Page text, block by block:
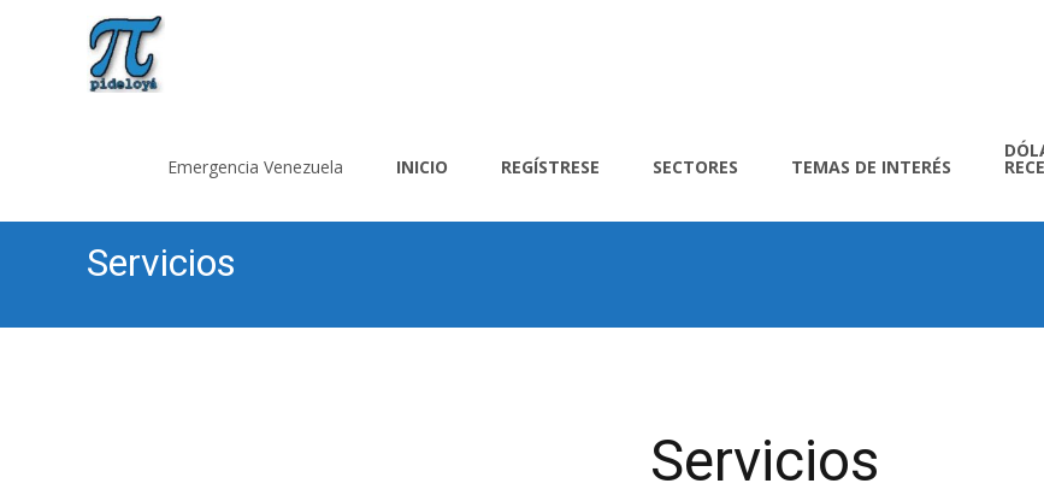
contenido
Emergencia Venezuela INICIO REGÍSTRESE SECTORES TEMAS DE INTERÉS
Servicios
Servicios